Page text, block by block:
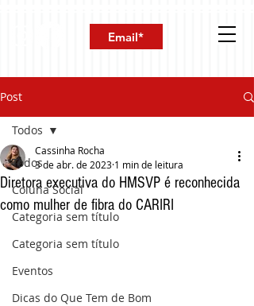
Post
Todos
Coluna Social
Categoria sem título
Categoria sem título
Eventos
Dicas do Que Tem de Bom
Todos
Diretora executiva do HMSVP é reconhecida
como mulher de fibra do CARIRI
Cassinha Rocha
3 de abr. de 2023 1 min de leitura